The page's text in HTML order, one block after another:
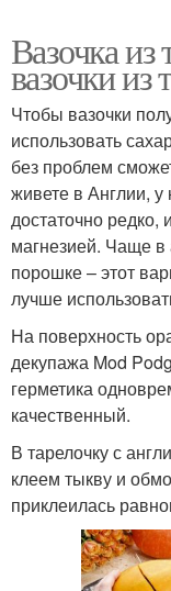
Вазочка
вазочки из
Чтобы вазочки
использовать
без проблем
живете в Англии, у
достаточно
магнезией. Чаще в
порошке – этот
лучше
На поверхность
декупажа Mod
герметика
качественный.
В тарелочку с
клеем тыкву и
приклеилась